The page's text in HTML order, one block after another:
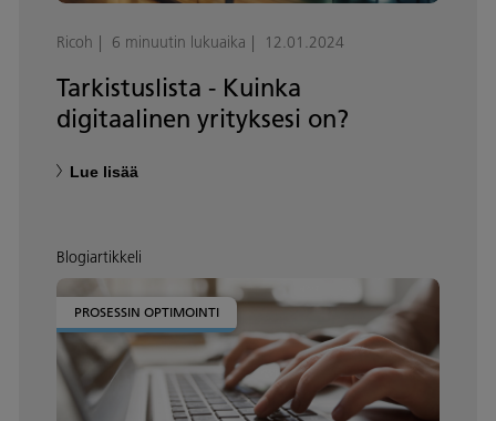
Ricoh 6 minuutin lukuaika 12.01.2024
Tarkistuslista - Kuinka
digitaalinen yrityksesi on?
Lue lisää
Blogiartikkeli
PROSESSIN OPTIMOINTI